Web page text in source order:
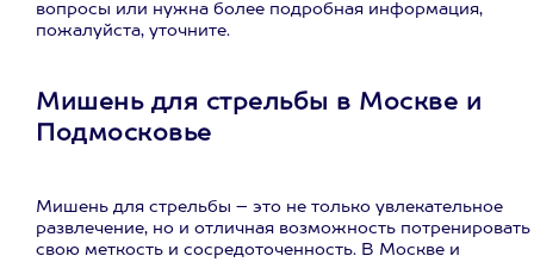
вопросы или нужна более подробная информация,
пожалуйста, уточните.
Мишень для стрельбы в Москве и
Подмосковье
Мишень для стрельбы – это не только увлекательное
развлечение, но и отличная возможность потренировать
свою меткость и сосредоточенность. В Москве и